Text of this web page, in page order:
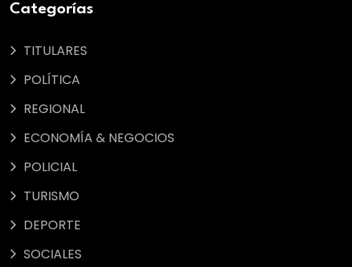
Categorías
TITULARES
POLÍTICA
REGIONAL
ECONOMÍA & NEGOCIOS
POLICIAL
TURISMO
DEPORTE
SOCIALES